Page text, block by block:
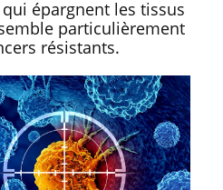
épargnent les tissus
particulièrement
résistants.